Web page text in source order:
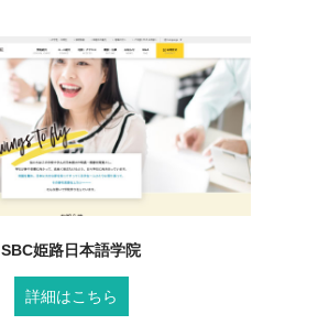
SBC姫路日本語学院
詳細はこちら